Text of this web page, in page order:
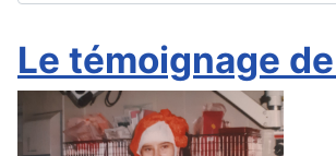
Le témoignage